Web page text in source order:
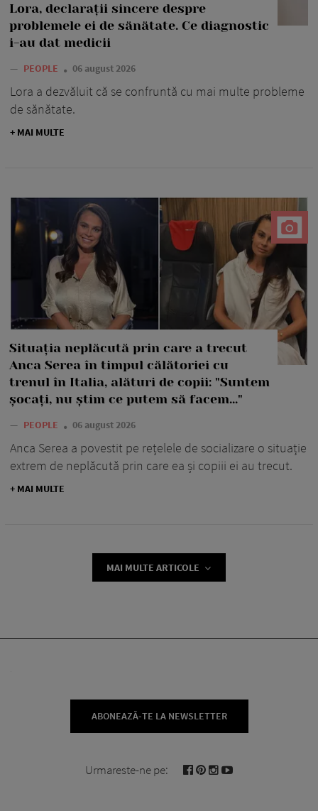
Lora, declarații sincere despre
problemele ei de sănătate. Ce diagnostic
i-au dat medicii
— PEOPLE 06 august 2026
Lora a dezvăluit că se confruntă cu mai multe probleme
de sănătate.
+ MAI MULTE
Situația neplăcută prin care a trecut
Anca Serea în timpul călătoriei cu
trenul în Italia, alături de copii: "Suntem
șocați, nu știm ce putem să facem..."
— PEOPLE 06 august 2026
Anca Serea a povestit pe rețelele de socializare o situație
extrem de neplăcută prin care ea și copiii ei au trecut.
+ MAI MULTE
MAI MULTE ARTICOLE
ABONEAZĂ-TE LA NEWSLETTER
Urmareste-ne pe: